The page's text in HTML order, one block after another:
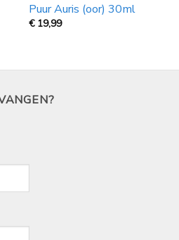
Puur Auris (oor) 30ml
€ 19,99